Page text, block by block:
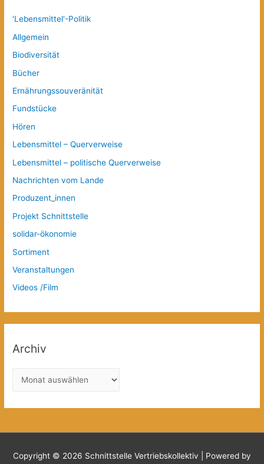
'Lebensmittel'-Politik
Allgemein
Biodiversität
Bücher
Ernährungssouveränität
Fundstücke
Hören
Lebensmittel – Querverweise
Lebensmittel – politische Querverweise
Nachrichten vom Lande
Produzent_innen
Projekt Schnittstelle
solidar-ökonomie
Sortiment
Veranstaltungen
Videos /Film
Archiv
c
v
Copyright © 2026 Schnittstelle Vertriebskollektiv | Powered by